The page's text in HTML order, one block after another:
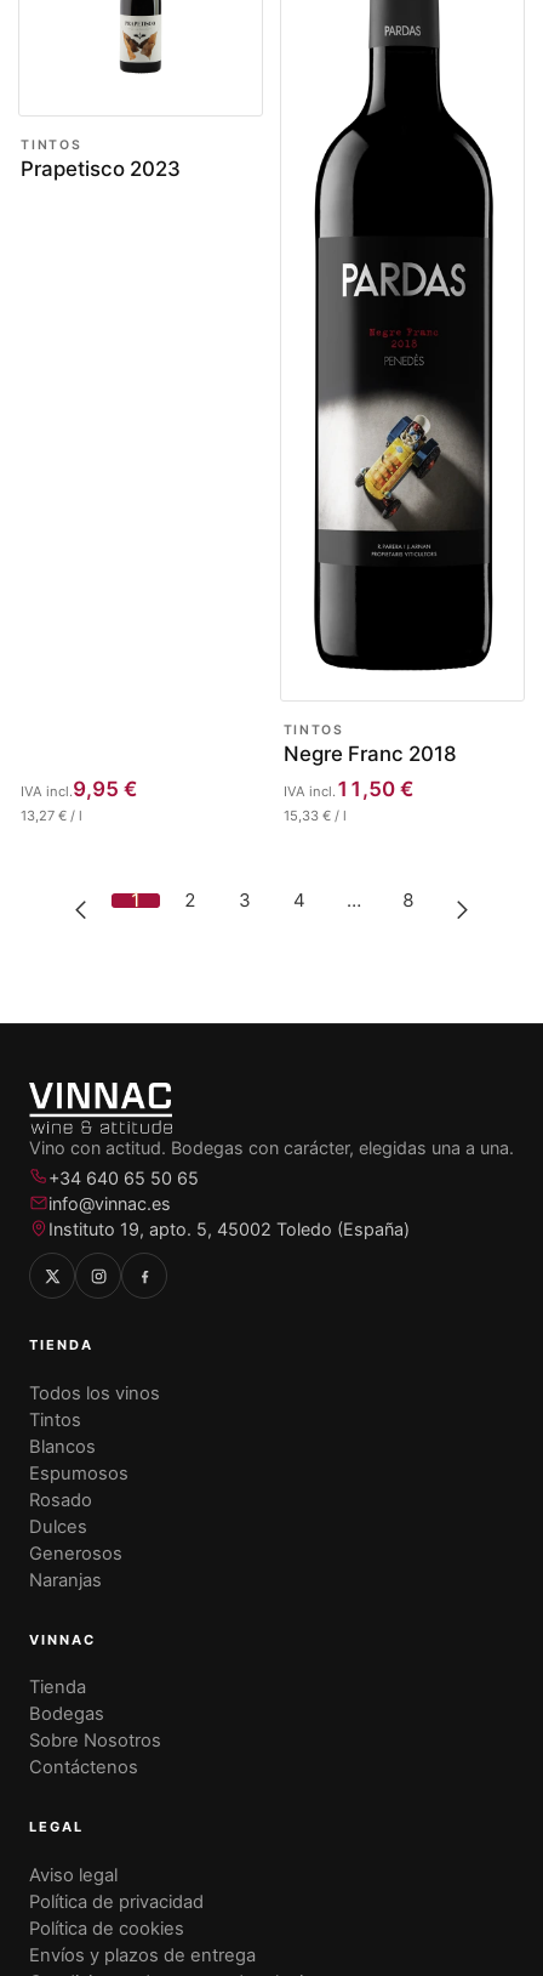
TINTOS
Prapetisco 2023
9,95 €
IVA incl.
13,27 € / l
TINTOS
Negre Franc 2018
11,50€
IVA incl.
15,33€/ l
1 2 3 4 … 8
Vino con actitud. Bodegas con carácter, elegidas una a una.
+34 640 65 50 65
info@vinnac.es
Instituto 19, apto. 5, 45002 Toledo (España)
TIENDA
Todos los vinos
Tintos
Blancos
Espumosos
Rosado
Dulces
Generosos
Naranjas
VINNAC
Tienda
Bodegas
Sobre Nosotros
Contáctenos
LEGAL
Aviso legal
Política de privacidad
Política de cookies
Envíos y plazos de entrega